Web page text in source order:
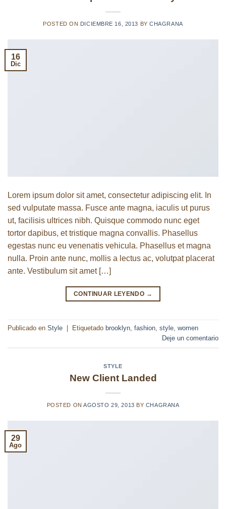
POSTED ON DICIEMBRE 16, 2013 BYCHAGRANA
16
Dic
Lorem ipsum dolor sit amet, consectetur adipiscing elit. In
sed vulputate massa. Fusce ante magna, iaculis ut purus
ut, facilisis ultrices nibh. Quisque commodo nunc eget
tortor dapibus, et tristique magna convallis. Phasellus
egestas nunc eu venenatis vehicula. Phasellus et magna
nulla. Proin ante nunc, mollis a lectus ac, volutpat placerat
ante. Vestibulum sit amet […]
CONTINUAR LEYENDO →
Publicado en Style Etiquetado brooklyn, fashion, style, women
Deje un comentario
STYLE
New Client Landed
POSTED ONAGOSTO 29, 2013 BY CHAGRANA
29
Ago